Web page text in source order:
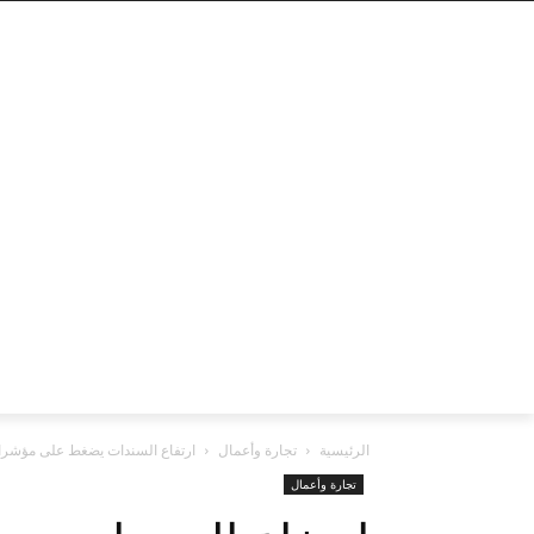
الرئيسية تجارة وأعمال ارتفاع السندات يضغط على
تجارة وأعمال